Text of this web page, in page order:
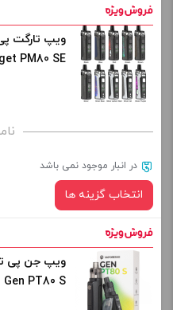
برای فعال شدن سبد خرید و
+
PM80 SE
در انبار موجود نمی باشد
انتخاب گزینه ها
Gen PT80 S